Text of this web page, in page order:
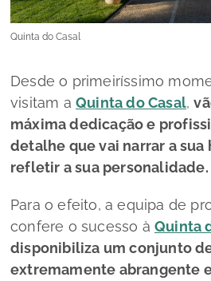
Quinta do Casal
Desde o primeiríssimo
visitam a Quinta do Casal,
máxima dedicação e
detalhe que vai narrar a sua
refletir a sua personalidade.
Para o efeito, a equipa de
confere o sucesso à Quinta
disponibiliza um conjunto
extremamente abrangente